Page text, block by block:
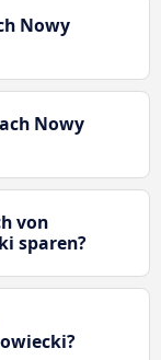
Nowy
Nowy
von
sparen?